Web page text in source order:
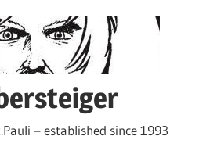
– established since 1993